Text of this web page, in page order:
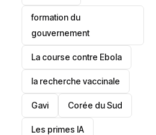
formation du
gouvernement
La course contre Ebola
la recherche vaccinale
Gavi ‎Corée du Sud
Les primes IA